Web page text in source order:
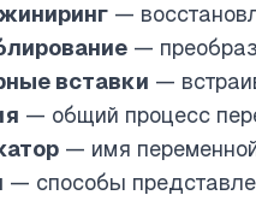
—
—
вставки —
— общий процесс
— имя
— способы